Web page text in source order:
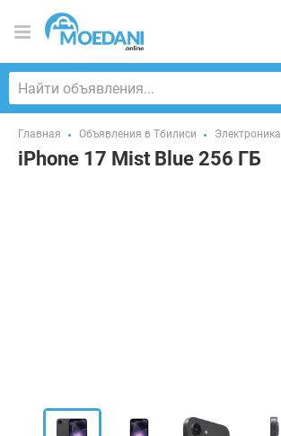
Главная Объявления в Тбилиси Электроника
iPhone 17 Mist Blue 256 ГБ